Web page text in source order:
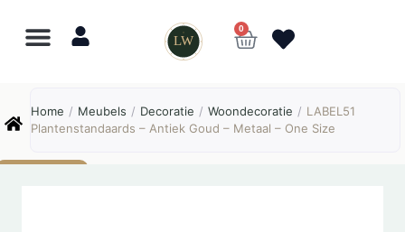
LW
0
Home / Meubels / Decoratie / Woondecoratie / LABEL51
Plantenstandaards – Antiek Goud – Metaal – One Size
Online
⎯ ✕